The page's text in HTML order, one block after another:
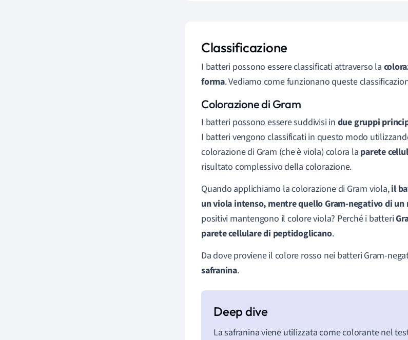
Classificazione
I batteri possono essere classificati attraverso la
forma. Vediamo come funzionano queste
Colorazione di Gram
I batteri possono essere suddivisi in due gruppi
I batteri vengono classificati in questo modo
colorazione di Gram (che è viola) colora la parete
risultato complessivo della colorazione.
Quando applichiamo la colorazione di Gram viola,il
un viola intenso, mentre quello Gram-negativo di un
positivi mantengono il colore viola? Perché i batteri
parete cellulare di peptidoglicano.
Da dove proviene il colore rosso nei batteri Gram-
safranina.
La safranina viene utilizzata come colorante nel